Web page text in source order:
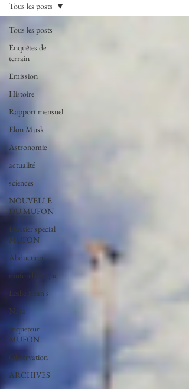
Tous les posts
Enquêtes de
terrain
Emission
Histoire
Rapport mensuel
Elon Musk
Astronomie
actualité
sciences
NOUVELLE
DU MUFON
Dossier spécial
MUFON
Abduction
mufon belgique
Leslie Kean's
Nasa
enqueteur
MUFON
Observation
ARCHIVES
Tous les posts